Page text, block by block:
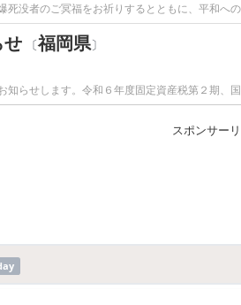
死没者のご冥福をお祈りするとともに、平和へ
せ 〔福岡県〕
知らせします。令和６年度固定資産税第２期
スポンサー